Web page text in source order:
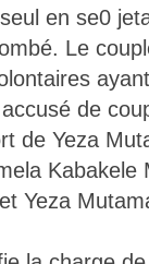
en se0
Le
de
de Yeza
Kabakele
Yeza